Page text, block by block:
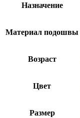
Назначение
Материал подошвы
Возраст
Цвет
Размер